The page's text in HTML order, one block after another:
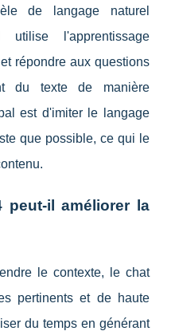
de langage naturel
l'apprentissage
répondre aux questions
du texte de manière
est d'imiter le langage
que possible, ce qui le
peut-il améliorer la
le contexte, le chat
pertinents et de haute
du temps en générant